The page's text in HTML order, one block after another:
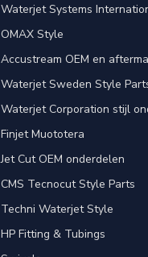
Waterjet Systems
OMAX Style
Accustream OEM en
Waterjet Sweden Style
Waterjet Corporation stijl
Finjet Muototera
Jet Cut OEM onderdelen
CMS Tecnocut Style Parts
Techni Waterjet Style
HP Fitting & Tubings